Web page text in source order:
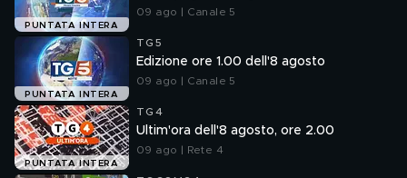
PUNTATA INTERA
09 ago | Canale 5
PUNTATA INTERA
TG5
Edizione ore 1.00 dell'8 agosto
09 ago | Canale 5
PUNTATA INTERA
TG4
Ultim'ora dell'8 agosto, ore 2.00
09 ago | Rete 4